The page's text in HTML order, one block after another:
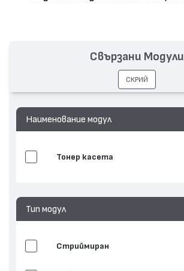
Наименование модул
Тонер касета
Тип модул
Стриймиран
Свързани Модули
СКРИЙ